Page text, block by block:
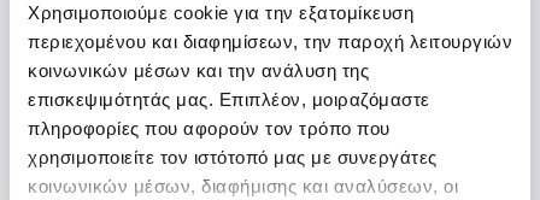
Χρησιμοποιούμε cookie για την εξατομίκευση
περιεχομένου και διαφημίσεων, την παροχή λειτουργιών
κοινωνικών μέσων και την ανάλυση της
επισκεψιμότητάς μας. Επιπλέον, μοιραζόμαστε
πληροφορίες που αφορούν τον τρόπο που
χρησιμοποιείτε τον ιστότοπό μας με συνεργάτες
κοινωνικών μέσων, διαφήμισης και αναλύσεων, οι
ΙΑΣΩ Γενική Κλινική: Επιστημονική
Διημερίδα «Γυναικολογικές νεοπλασίες και
νεοπλασίες ουροποιητικού και μαστού:
Θεραπευτικά διλήμματα και νεότερα
δεδομένα από το ESMO 2026»
Μάθετε Περισσότερα